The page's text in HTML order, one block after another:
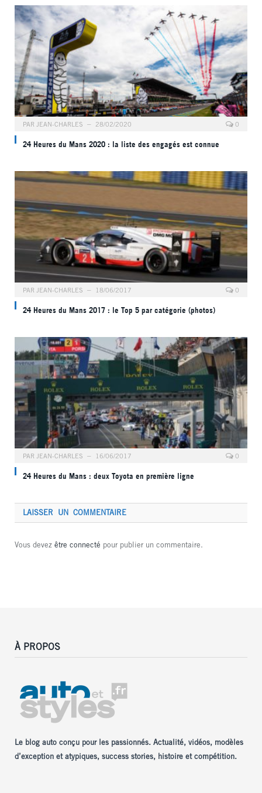
PAR JEAN-CHARLES 28/02/2020 0
24 Heures du Mans 2020 : la liste des engagés est connue
PAR JEAN-CHARLES 18/06/2017 0
24 Heures du Mans 2017 : le Top 5 par catégorie (photos)
PAR JEAN-CHARLES 16/06/2017 0
24 Heures du Mans : deux Toyota en première ligne
LAISSER UN COMMENTAIRE
Vous devez être connecté pour publier un commentaire.
À PROPOS
Le blog auto conçu pour les passionnés. Actualité, vidéos, modèles
d’exception et atypiques, success stories, histoire et compétition.